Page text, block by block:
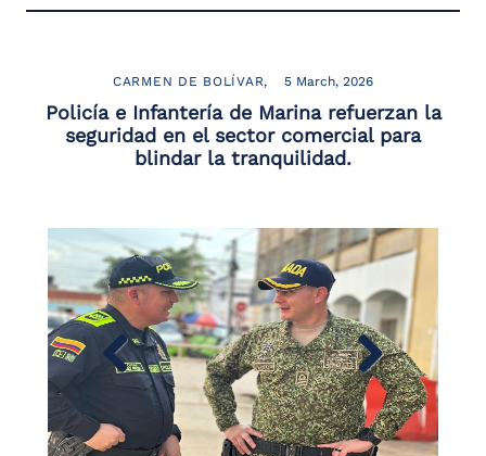
CARMEN DE BOLÍVAR 5 March, 2026
Policía e Infantería de Marina refuerzan la
seguridad en el sector comercial para
blindar la tranquilidad.